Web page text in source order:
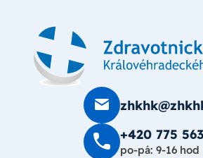
+420 775
po-pá: 9-16 hod